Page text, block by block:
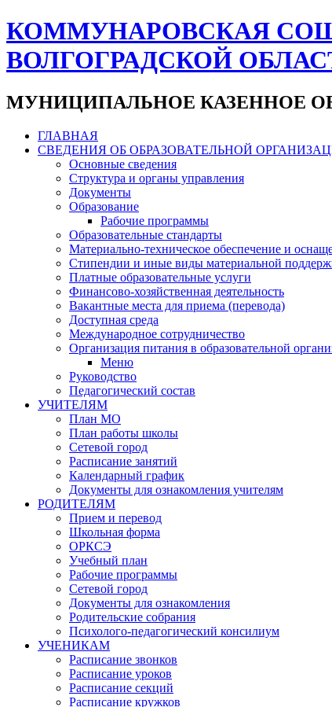
КОММУНАРОВСКАЯ
ВОЛГОГРАДСКОЙ
МУНИЦИПАЛЬНОЕ КАЗЕННОЕ
ГЛАВНАЯ
СВЕДЕНИЯ ОБ ОБРАЗОВАТЕЛЬНОЙ
Основные сведения
Структура и органы управления
Документы
Образование
Рабочие программы
Образовательные стандарты
Материально-техническое обеспечение и
Стипендии и иные виды материальной
Платные образовательные услуги
Финансово-хозяйственная деятельность
Вакантные места для приема (перевода)
Доступная среда
Международное сотрудничество
Организация питания в образовательной
Меню
Руководство
Педагогический состав
УЧИТЕЛЯМ
План МО
План работы школы
Сетевой город
Расписание занятий
Календарный график
Документы для ознакомления учителям
РОДИТЕЛЯМ
Прием и перевод
Школьная форма
ОРКСЭ
Учебный план
Рабочие программы
Сетевой город
Документы для ознакомления
Родительские собрания
Психолого-педагогический консилиум
УЧЕНИКАМ
Расписание звонков
Расписание уроков
Расписание секций
Расписание кружков